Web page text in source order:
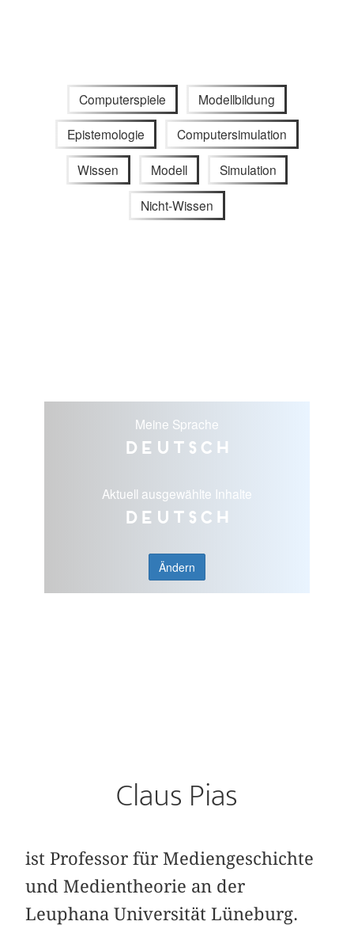
Computerspiele Modellbildung
Epistemologie Computersimulation
Wissen Modell Simulation
Nicht-Wissen
Meine Sprache
Deutsch
Aktuell ausgewählte Inhalte
Deutsch
Ändern
Claus Pias
ist Professor für Mediengeschichte
und Medientheorie an der
Leuphana Universität Lüneburg.